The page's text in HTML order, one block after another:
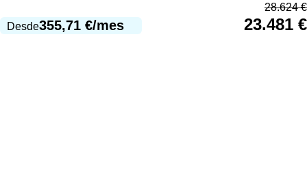
Desde355,71 €/mes
28.624€
23.481 €